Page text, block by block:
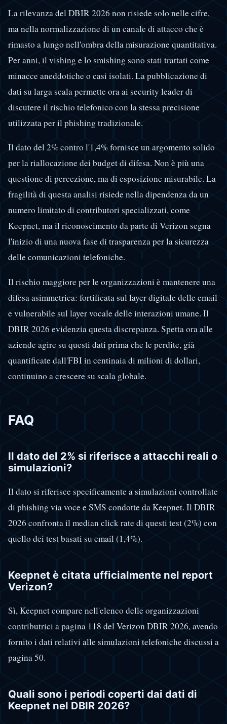
La rilevanza del DBIR 2026 non risiede solo nelle cifre,
ma nella normalizzazione di un canale di attacco che è
rimasto a lungo nell'ombra della misurazione quantitativa.
Per anni, il vishing e lo smishing sono stati trattati come
minacce aneddotiche o casi isolati. La pubblicazione di
dati su larga scala permette ora ai security leader di
discutere il rischio telefonico con la stessa precisione
utilizzata per il phishing tradizionale.
Il dato del 2% contro l'1,4% fornisce un argomento solido
per la riallocazione dei budget di difesa. Non è più una
questione di percezione, ma di esposizione misurabile. La
fragilità di questa analisi risiede nella dipendenza da un
numero limitato di contributori specializzati, come
Keepnet, ma il riconoscimento da parte di Verizon segna
l'inizio di una nuova fase di trasparenza per la sicurezza
delle comunicazioni telefoniche.
Il rischio maggiore per le organizzazioni è mantenere una
difesa asimmetrica: fortificata sul layer digitale delle email
e vulnerabile sul layer vocale delle interazioni umane. Il
DBIR 2026 evidenzia questa discrepanza. Spetta ora alle
aziende agire su questi dati prima che le perdite, già
quantificate dall'FBI in centinaia di milioni di dollari,
continuino a crescere su scala globale.
FAQ
Il dato del 2% si riferisce a attacchi reali o
simulazioni?
Il dato si riferisce specificamente a simulazioni controllate
di phishing via voce e SMS condotte da Keepnet. Il DBIR
2026 confronta il median click rate di questi test (2%) con
quello dei test basati su email (1,4%).
Keepnet è citata ufficialmente nel report
Verizon?
Sì, Keepnet compare nell'elenco delle organizzazioni
contributrici a pagina 118 del Verizon DBIR 2026, avendo
fornito i dati relativi alle simulazioni telefoniche discussi a
pagina 50.
Quali sono i periodi coperti dai dati di
Keepnet nel DBIR 2026?